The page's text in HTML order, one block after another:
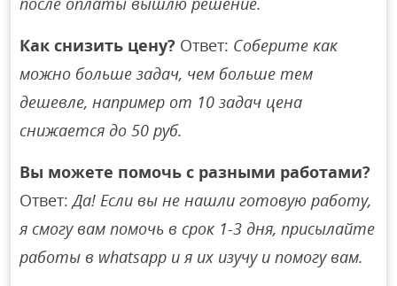
Как снизить цену? Ответ: Соберите как
можно больше задач, чем больше тем
дешевле, например от 10 задач цена
снижается до 50 руб.
Вы можете помочь с разными работами?
Ответ:Да! Если вы не нашли готовую работу,
я смогу вам помочь в срок 1-3 дня, присылайте
работы в whatsapp и я их изучу и помогу вам.